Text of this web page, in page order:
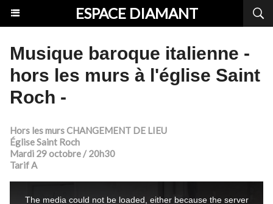
ESPACE DIAMANT
Musique baroque italienne -
hors les murs à l'église Saint
Roch -
Hors les murs CHANGEMENT DE LIEU
Église Saint Roch
Mardi 29 octobre / 20h30
Tarif A